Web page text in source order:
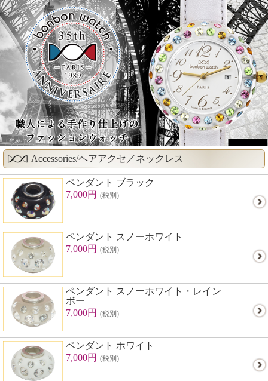
Accessories/ヘアアクセ／ネックレス
ペンダント ブラック
7,000円 (税別)
ペンダント スノーホワイト
7,000円 (税別)
ペンダント スノーホワイト・レイン
ボー
7,000円 (税別)
ペンダント ホワイト
7,000円 (税別)